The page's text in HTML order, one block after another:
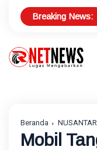
Breaking News:
Tenis Lapangan
Beranda
Mobil